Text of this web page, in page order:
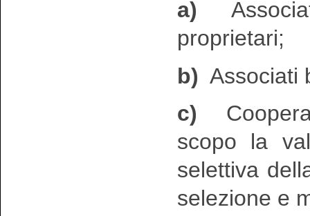
a)
proprietari;
b) Associati
c)
scopo la
selettiva
selezione e